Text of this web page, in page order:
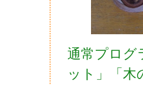
通常プログ
ット」「